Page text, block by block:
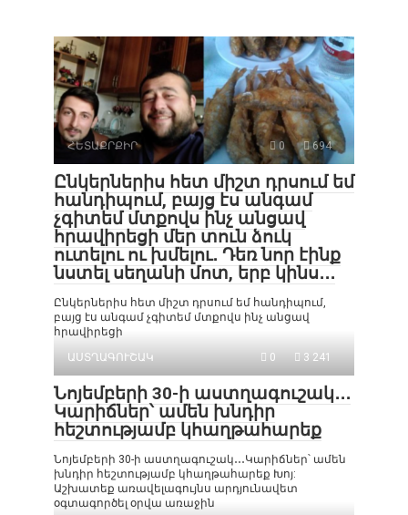
ՀԵՏԱՔՐՔԻՐ 0 694
Ընկերներիս հետ միշտ դրսում եմ
հանդիպում, բայց էս անգամ
չգիտեմ մտքովս ինչ անցավ
հրավիրեցի մեր տուն ձուկ
ուտելու ու խմելու․ Դեռ նոր էինք
նստել սեղանի մոտ, երբ կինս․․․
Ընկերներիս հետ միշտ դրսում եմ հանդիպում,
բայց էս անգամ չգիտեմ մտքովս ինչ անցավ
հրավիրեցի
ԱՍՏՂԱԳՈՒՇԱԿ
0 3 241
Նոյեմբերի 30-ի աստղագուշակ․․․
Կարիճներ՝ ամեն խնդիր
հեշտությամբ կհաղթահարեք
Նոյեմբերի 30-ի աստղագուշակ․․․Կարիճներ՝ ամեն
խնդիր հեշտությամբ կհաղթահարեք Խոյ:
Աշխատեք առավելագույնս արդյունավետ
օգտագործել օրվա առաջին